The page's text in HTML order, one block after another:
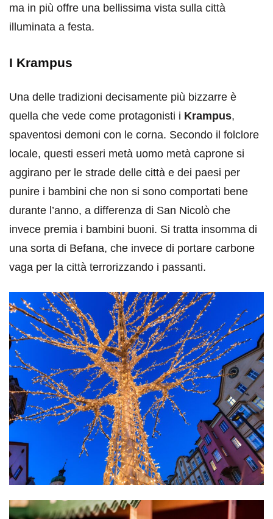
ma in più offre una bellissima vista sulla città
illuminata a festa.
I Krampus
Una delle tradizioni decisamente più bizzarre è
quella che vede come protagonisti i Krampus,
spaventosi demoni con le corna. Secondo il folclore
locale, questi esseri metà uomo metà caprone si
aggirano per le strade delle città e dei paesi per
punire i bambini che non si sono comportati bene
durante l’anno, a differenza di San Nicolò che
invece premia i bambini buoni. Si tratta insomma di
una sorta di Befana, che invece di portare carbone
vaga per la città terrorizzando i passanti.